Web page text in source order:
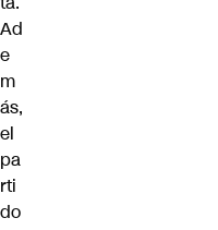
Ad
e
m
ás,
el
pa
rti
do